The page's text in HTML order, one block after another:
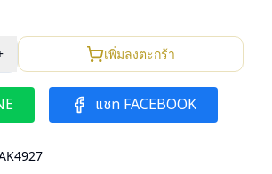
เพิ่มลงตะกร้า
แชท FACEBOOK